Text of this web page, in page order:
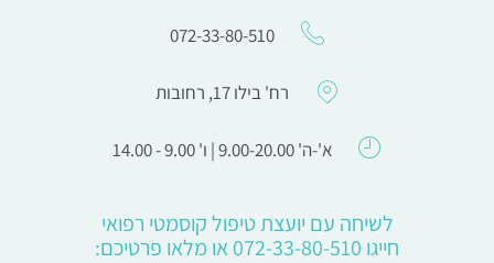
072-33-80-510
רח' בילו 17, רחובות
א'-ה' 9.00-20.00 | ו' 9.00 - 14.00
לשיחה עם יועצת טיפול קוסמטי רפואי
חייגו 072-33-80-510 או מלאו פרטיכם: